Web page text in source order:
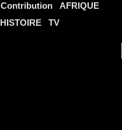
Contribution
AFRIQUE
HISTOIRE TV